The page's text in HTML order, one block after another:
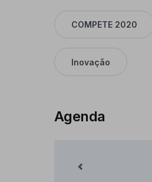
COMPETE 2020
Inovação
Agenda
Mês Anterior